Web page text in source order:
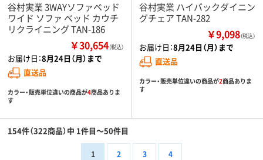
谷村実業 3WAYソファベッド
ワイド ソファ ベッド カウチ
リクライニング TAN-186
￥30,654（税込）
お届け日：8月24日（月）まで
直送品
カラー・販売単位違いの商品が4商品ありま
す
谷村実業 ハイバックダイニン
グチェア TAN-282
￥9,098（税込）
お届け日：8月24日（月）まで
直送品
カラー・販売単位違いの商品が2商品ありま
す
154件（322商品）中 1件目～50件目
1 2 3 4